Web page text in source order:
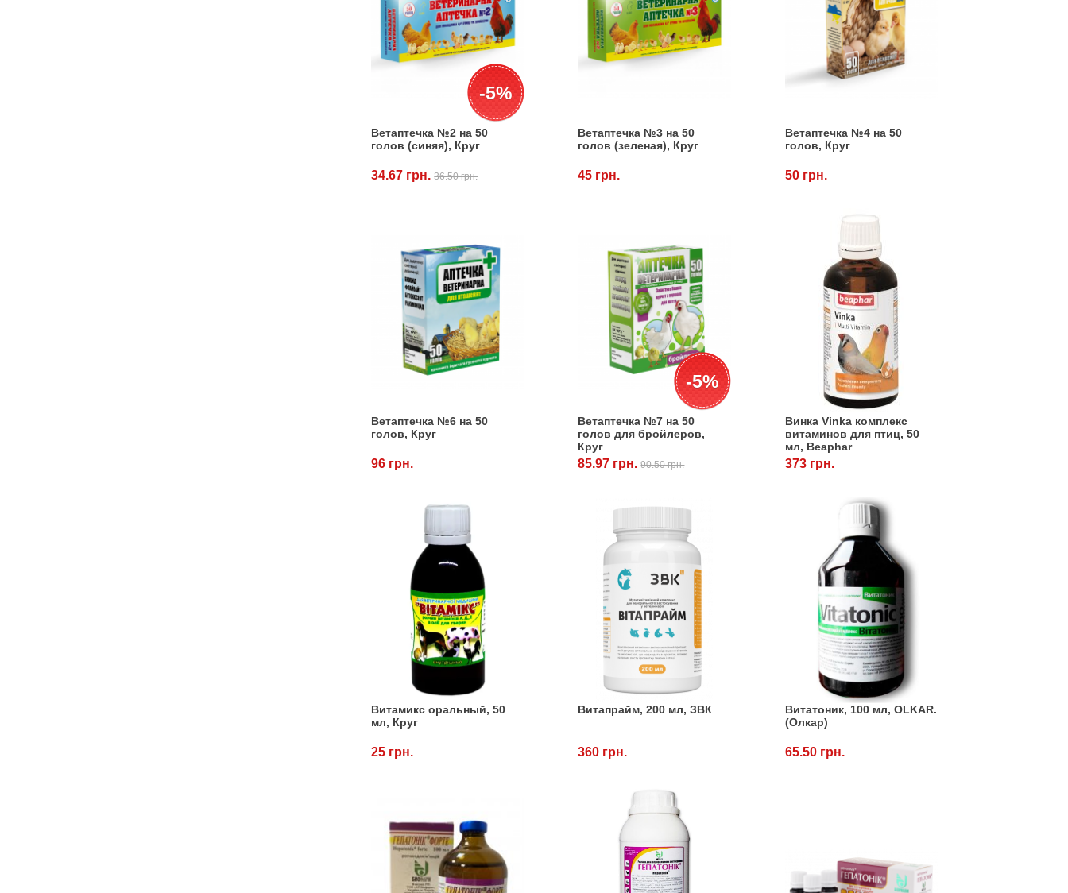
-5%
Ветаптечка №2 на 50
голов (синяя), Круг
34.67 грн.36.50 грн.
Ветаптечка №3 на 50
голов (зеленая), Круг
45 грн.
Ветаптечка №4 на 50
голов, Круг
50 грн.
Ветаптечка №6 на 50
голов, Круг
96 грн.
-5%
Ветаптечка №7 на 50
голов для бройлеров,
Круг
85.97 грн.90.50 грн.
Винка Vinka комплекс
витаминов для птиц, 50
мл, Beaphar
373 грн.
Витамикс оральный, 50
мл, Круг
25 грн.
Витапрайм, 200 мл, ЗВК
360 грн.
Витатоник, 100 мл, OLKAR.
(Олкар)
65.50 грн.